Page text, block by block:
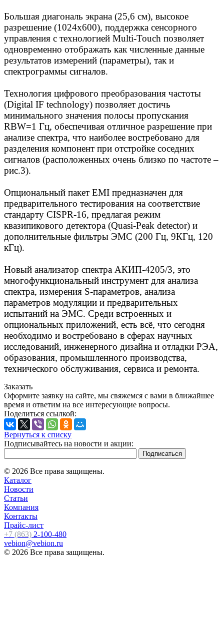
Большая диагональ экрана (25,6 см), высокое
разрешение (1024х600), поддержка сенсорного
управления с технологией Multi-Touch позволяет
одновременно отображать как численные данные
результатов измерений (параметры), так и
спектрограммы сигналов.
Технология цифрового преобразования частоты
(Digital IF technology) позволяет достичь
минимального значения полосы пропускания
RBW=1 Гц, обеспечивая отличное разрешение при
анализе спектра, что наиболее востребовано для
разделения компонент при отстройке соседних
сигналов (расположенных очень близко по частоте –
рис.3).
Опциональный пакет EMI предназначен для
предварительного тестирования на соответствие
стандарту CISPR-16, предлагая режим
квазипикового детектора (Quasi-Peak detector) и
дополнительные фильтры ЭМС (200 Гц, 9КГц, 120
кГц).
Новый анализатор спектра АКИП-4205/3, это
многофункциональный инструмент для анализа
спектра, измерения S-параметров, анализа
параметров модуляции и предварительных
испытаний на ЭМС. Среди встроенных и
опциональных приложений, есть всё, что сегодня
необходимо и востребовано в сферах научных
исследований, инженерного дизайна и отладки РЭА,
образования, промышленного производства,
технического обслуживания, сервиса и ремонта.
Заказать
Оформите заявку на сайте, мы свяжемся с вами в ближайшее
время и ответим на все интересующие вопросы.
Поделиться ссылкой:
Вернуться к списку
Подписывайтесь на новости и акции:
© 2026 Все права защищены.
Каталог
Новости
Статьи
Компания
Контакты
Прайс-лист
+7 (863) 2-100-480
vebion@vebion.ru
© 2026 Все права защищены.